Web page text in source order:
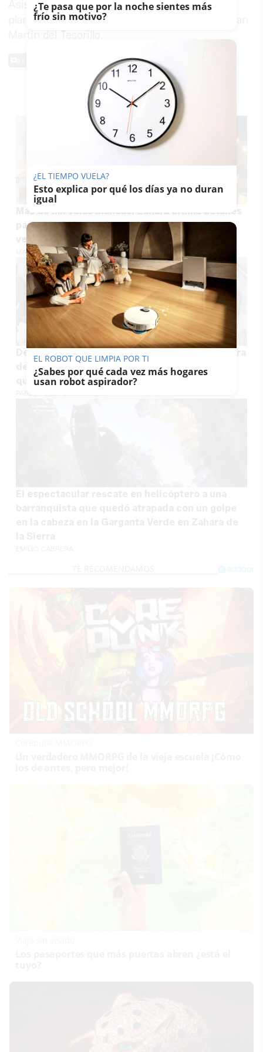
Asistencia a Municipios, en la revisión del
planeamiento de Algar, Benaocaz, El Gastor y San
Martín del Tesorillo.
TE PUEDE INTERESAR
Más de mil velas blancas: Zahara ultima detalles
para una de las noches más esperadas del
verano en la Sierra de Cádiz
MARÍA CRISOL
de Cádiz: cómo evitar los olvidos en la cocina
que pueden causar tragedias
PABLO FDEZ. QUINTANILLA
¿Te pasa que por la noche sientes más
frío sin motivo?
¿EL TIEMPO VUELA?
Esto explica por qué los días ya no duran
igual
EL ROBOT QUE LIMPIA POR TI
¿Sabes por qué cada vez más hogares
usan robot aspirador?